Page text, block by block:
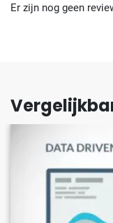
Er zijn nog geen